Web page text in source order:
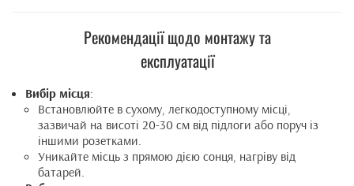
Рекомендації щодо монтажу та
експлуатації
Вибір місця:
Встановлюйте в сухому, легкодоступному місці,
зазвичай на висоті 20-30 см від підлоги або поруч із
іншими розетками.
Уникайте місць з прямою дією сонця, нагріву від
батарей.